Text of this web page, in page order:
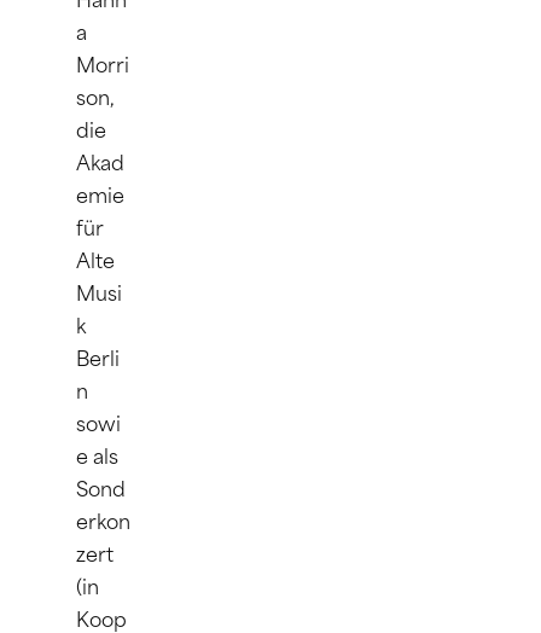
a
Morri
son,
die
Akad
emie
für
Alte
Musi
k
Berli
n
sowi
e als
Sond
erkon
zert
(in
Koop